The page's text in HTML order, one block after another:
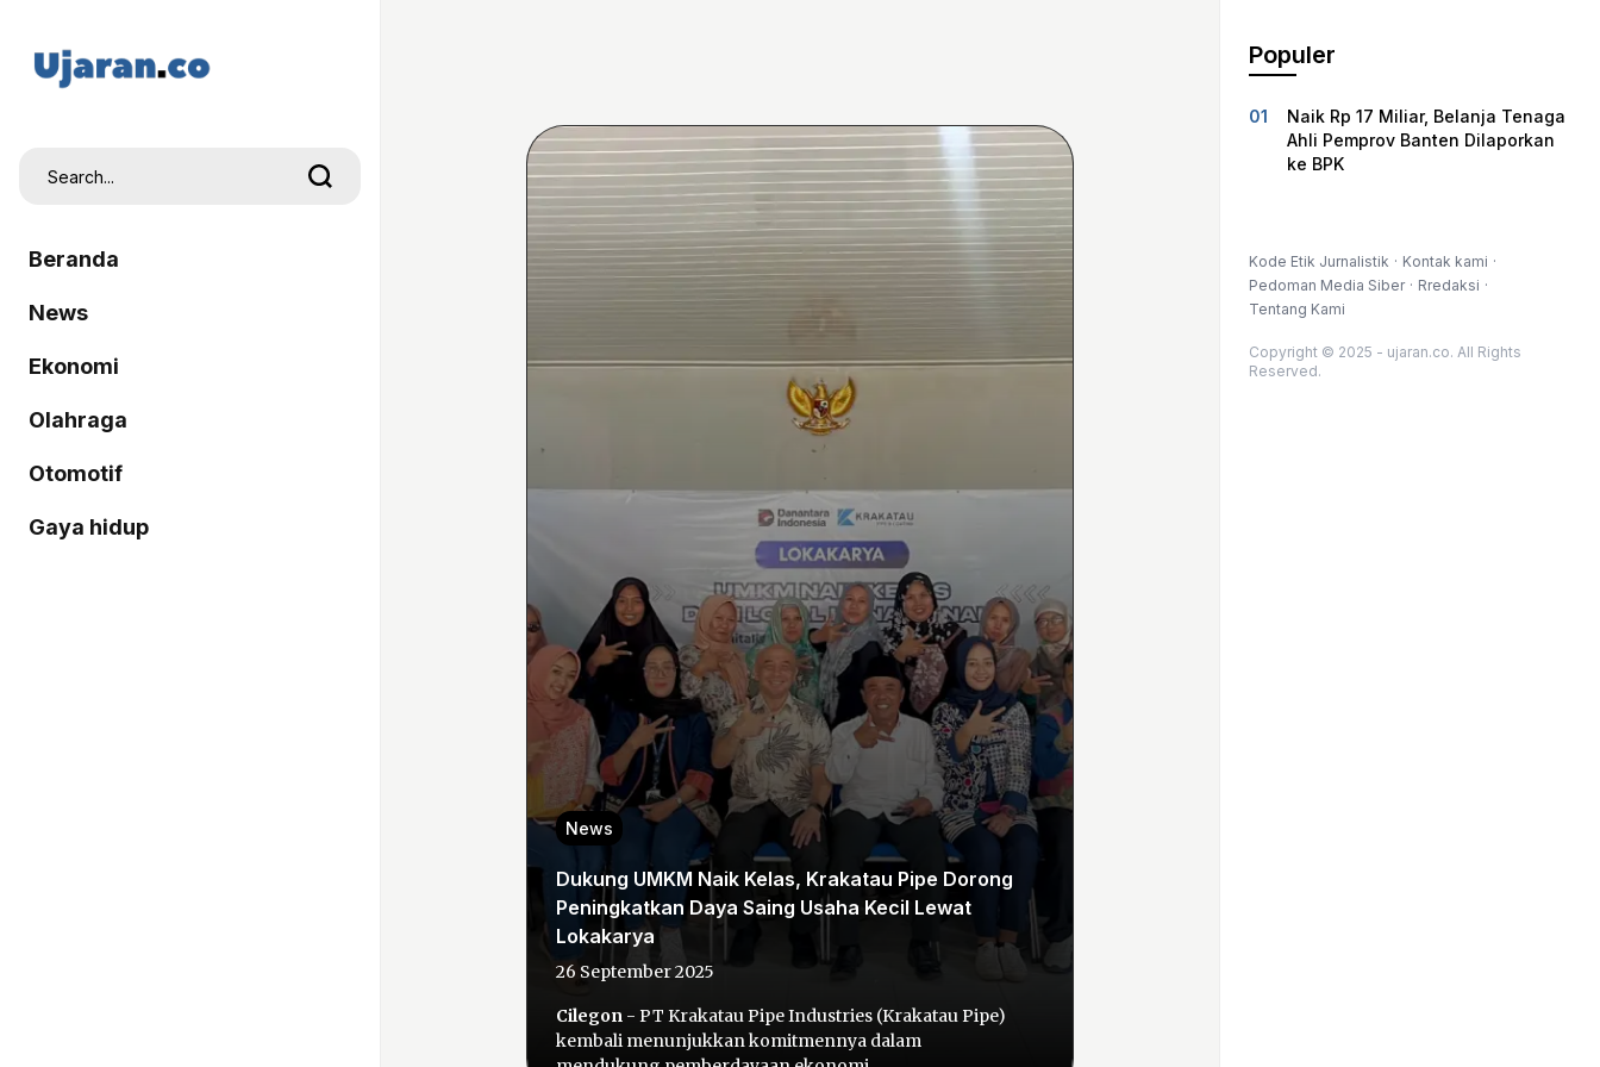
Beranda
News
Ekonomi
Olahraga
Otomotif
Gaya hidup
News
Dukung UMKM Naik Kelas, Krakatau Pipe Dorong
Peningkatkan Daya Saing Usaha Kecil Lewat
Lokakarya
26 September 2025
Cilegon - PT Krakatau Pipe Industries (Krakatau Pipe)
kembali menunjukkan komitmennya dalam
Populer
Naik Rp 17 Miliar, Belanja Tenaga
Ahli Pemprov Banten Dilaporkan
ke BPK
Kode Etik Jurnalistik
Kontak kami
Pedoman Media Siber
Rredaksi
Tentang Kami
Copyright © 2025 - ujaran.co. All Rights
Reserved.